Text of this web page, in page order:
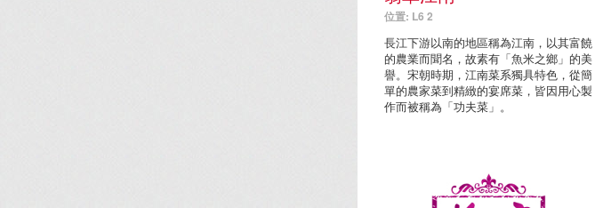
位置: L6 2
長江下游以南的地區稱為江南，以其富饒
的農業而聞名，故素有「魚米之鄉」的美
譽。宋朝時期，江南菜系獨具特色，從簡
單的農家菜到精緻的宴席菜，皆因用心製
作而被稱為「功夫菜」。